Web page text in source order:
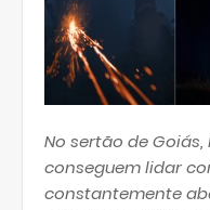
No sertão de
conseguem lidar
constantemente